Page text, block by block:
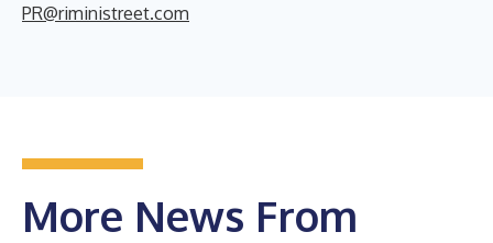
PR@riministreet.com
More News From